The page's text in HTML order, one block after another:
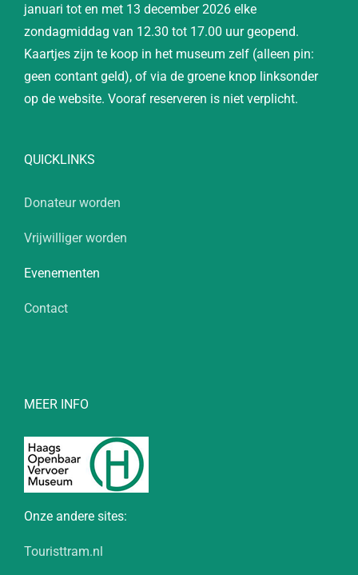
januari tot en met 13 december 2026 elke
zondagmiddag van 12.30 tot 17.00 uur geopend.
Kaartjes zijn te koop in het museum zelf (alleen pin:
geen contant geld), of via de groene knop linksonder
op de website. Vooraf reserveren is niet verplicht.
QUICKLINKS
Donateur worden
Vrijwilliger worden
Evenementen
Contact
MEER INFO
Onze andere sites:
Touristtram.nl